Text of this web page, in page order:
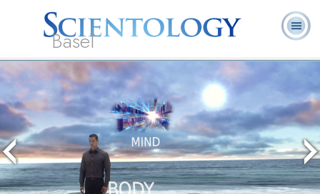
Basel
Über uns
L. Ron
Hubbard
Was ist
Scientology?